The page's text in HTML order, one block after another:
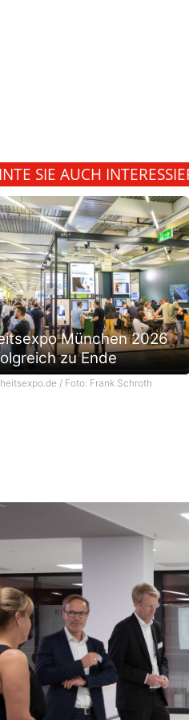
SIE AUCH
München 2026
zu Ende
/ Foto: Frank Schroth